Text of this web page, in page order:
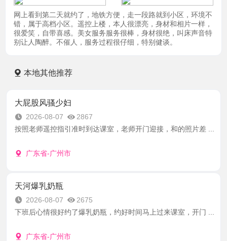
网上看到第二天就约了，地铁方便，走一段路就到小区，环境不
错，属于高档小区。遥控上楼，本人很漂亮，身材和相片一样，
很爱笑，自带喜感。美女服务服务很棒，身材很绝，叫床声音特
别让人陶醉。不催人，服务过程很仔细，特别健谈。
本地其他推荐
大屁股风骚少妇
2026-08-07
2867
按照老师遥控指引准时到达课室，老师开门迎接，和的照片差 ...
广东省-广州市
天河爆乳奶瓶
2026-08-07
2675
下班后心情很好约了爆乳奶瓶，约好时间马上过来课室，开门 ...
广东省-广州市